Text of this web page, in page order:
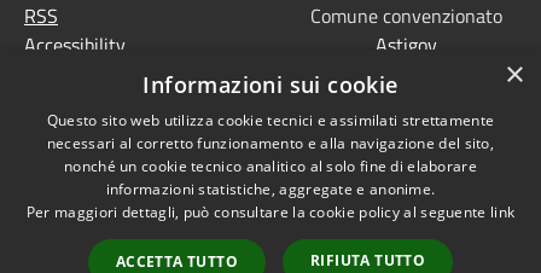
RSS
Accessibility
Sitemap
Codice Univoco IPA,
Tesoreria e Coordinate
bancarie
Dati di contatto DPO
Comune convenzionato
Astigov
Progetto|Convenzione
Adesioni
•Accesso redazione
×
Informazioni sui cookie
Questo sito web utilizza cookie tecnici e assimilati strettamente
necessari al corretto funzionamento e alla navigazione del sito,
nonché un cookie tecnico analitico al solo fine di elaborare
informazioni statistiche, aggregate e anonime.
Per maggiori dettagli, può consultare la cookie policy al seguente link
ACCETTA TUTTO RIFIUTA TUTTO